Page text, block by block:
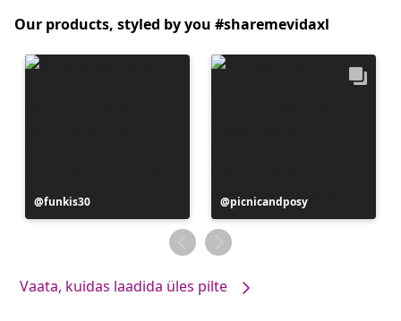
Our products, styled by you #sharemevidaxl
Postitus
avaldatud
funkis30
Postitus
avaldatud
picnicandposy
Vaata, kuidas laadida üles pilte